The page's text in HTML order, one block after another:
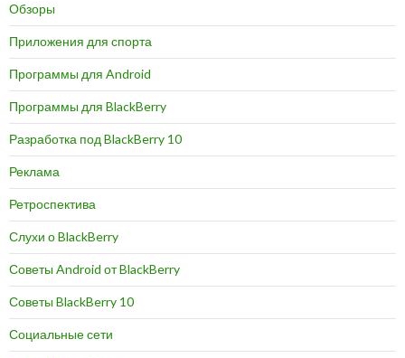
Обзоры
Приложения для спорта
Программы для Android
Программы для BlackBerry
Разработка под BlackBerry 10
Реклама
Ретроспектива
Слухи о BlackBerry
Советы Android от BlackBerry
Советы BlackBerry 10
Социальные сети